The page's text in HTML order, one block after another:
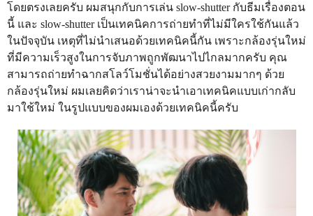
โดยตรงเลยครับ ผมสนุกกับการเล่น slow-shutter กับธีมเรื่องตอน
นี้ และ slow-shutter เป็นเทคนิคการถ่ายทำที่ไม่มีใครใช้กันแล้ว
ในปัจจุบัน เหตุที่ไม่นำเสนอด้วยเทคนิคนี้กัน เพราะกล้องรุ่นใหม่
ที่มีความเร็วสูงในการจับภาพถูกพัฒนาไปไกลมากครับ คุณ
สามารถถ่ายทำฉากสโลว์โมชั่นได้อย่างสวยงามมากๆ ด้วย
กล้องรุ่นใหม่ ผมเลยคิดว่าเราน่าจะนำเอาเทคนิคแบบเก่ากลับ
มาใช้ใหม่ ในรูปแบบของผมเองด้วยเทคนิคนี้ครับ